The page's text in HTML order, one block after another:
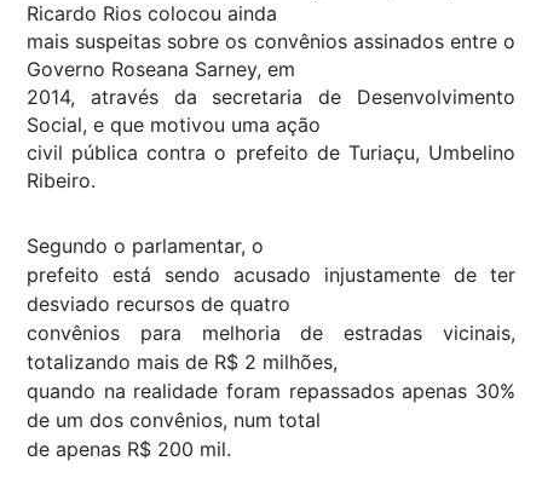
Ricardo Rios colocou ainda
mais suspeitas sobre os convênios assinados entre o
Governo Roseana Sarney, em
2014, através da secretaria de Desenvolvimento
Social, e que motivou uma ação
civil pública contra o prefeito de Turiaçu, Umbelino
Ribeiro.
Segundo o parlamentar, o
prefeito está sendo acusado injustamente de ter
desviado recursos de quatro
convênios para melhoria de estradas vicinais,
totalizando mais de R$ 2 milhões,
quando na realidade foram repassados apenas 30%
de um dos convênios, num total
de apenas R$ 200 mil.